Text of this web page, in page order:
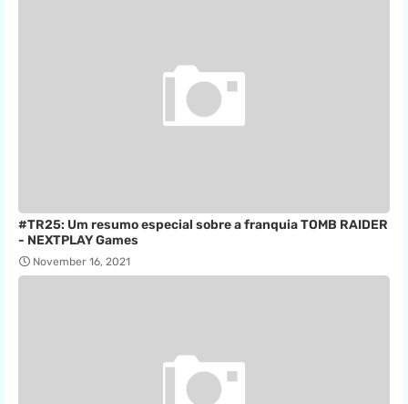
#TR25: Um resumo especial sobre a franquia TOMB RAIDER
- NEXTPLAY Games
November 16, 2021